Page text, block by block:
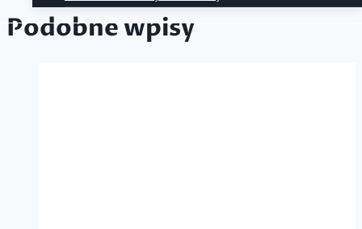
Podobne wpisy